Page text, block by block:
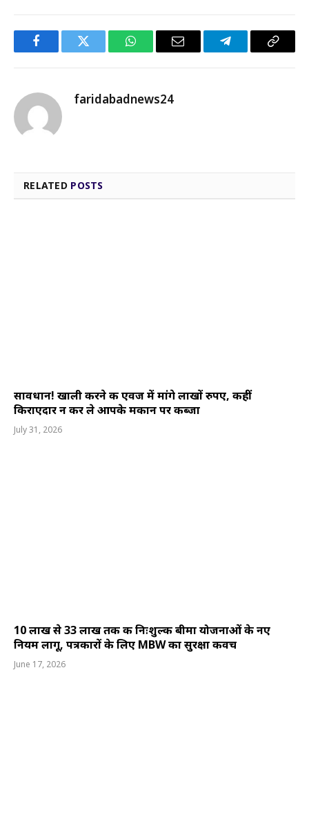
FacebookTwitter WhatsAppEmail TelegramCopy
faridabadnews24
RELATED POSTS
सावधान! खाली करने की एवज में मांगे लाखों रुपए, कहीं
किराएदार न कर ले आपके मकान पर कब्जा
July 31, 2026
10 लाख से 33 लाख तक की निःशुल्क बीमा योजनाओं के नए
नियम लागू, पत्रकारों के लिए MBW का सुरक्षा कवच
June 17, 2026